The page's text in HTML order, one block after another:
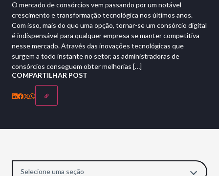
O mercado de consórcios vem passando por um notável
crescimento e transformação tecnológica nos últimos anos.
Com isso, mais do que uma opção, tornar-se um consórcio digital
é indispensável para qualquer empresa se manter competitiva
nesse mercado. Através das inovações tecnológicas que
surgem a todo instante no setor, as administradoras de
consórcios conseguem obter melhorias […]
COMPARTILHAR POST
Selecione uma seção